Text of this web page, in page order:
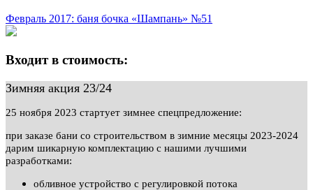
Февраль 2017: баня бочка «Шампань» №51
Входит в стоимость:
Зимняя акция 23/24
25 ноября 2023 стартует зимнее спецпредложение:
при заказе бани со строительством в зимние месяцы 2023-2024
дарим шикарную комплектацию с нашими лучшими
разработками:
обливное устройство с регулировкой потока